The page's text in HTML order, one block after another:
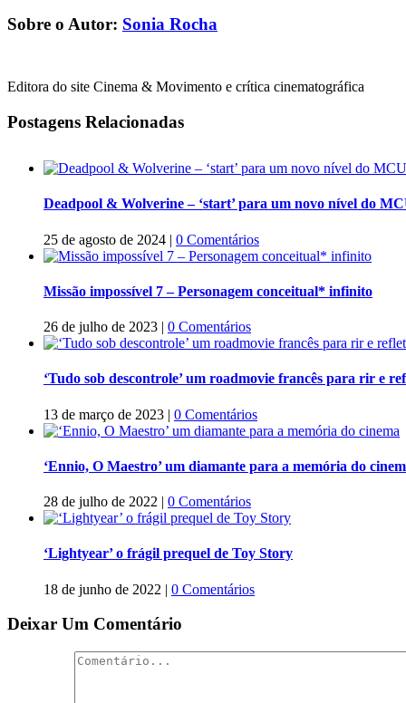
Sobre o Autor: Sonia Rocha
Editora do site Cinema & Movimento e crítica cinematográfica
Postagens Relacionadas
Deadpool & Wolverine – ‘start’ para um novo nível do
25 de agosto de 2024 | 0 Comentários
Missão impossível 7 – Personagem conceitual* infinito
26 de julho de 2023 | 0 Comentários
‘Tudo sob descontrole’ um roadmovie francês para rir e
13 de março de 2023 | 0 Comentários
‘Ennio, O Maestro’ um diamante para a memória do
28 de julho de 2022 | 0 Comentários
‘Lightyear’ o frágil prequel de Toy Story
18 de junho de 2022 | 0 Comentários
Deixar Um Comentário